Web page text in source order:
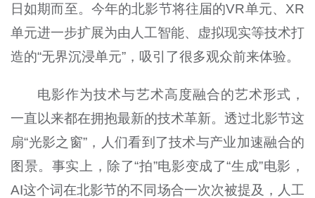
日如期而至。今年的北影节将往届的VR单元、XR
单元进一步扩展为由人工智能、虚拟现实等技术打
造的“无界沉浸单元”，吸引了很多观众前来体验。
电影作为技术与艺术高度融合的艺术形式，
一直以来都在拥抱最新的技术革新。透过北影节这
扇“光影之窗”，人们看到了技术与产业加速融合的
图景。事实上，除了“拍”电影变成了“生成”电影，
AI这个词在北影节的不同场合一次次被提及，人工